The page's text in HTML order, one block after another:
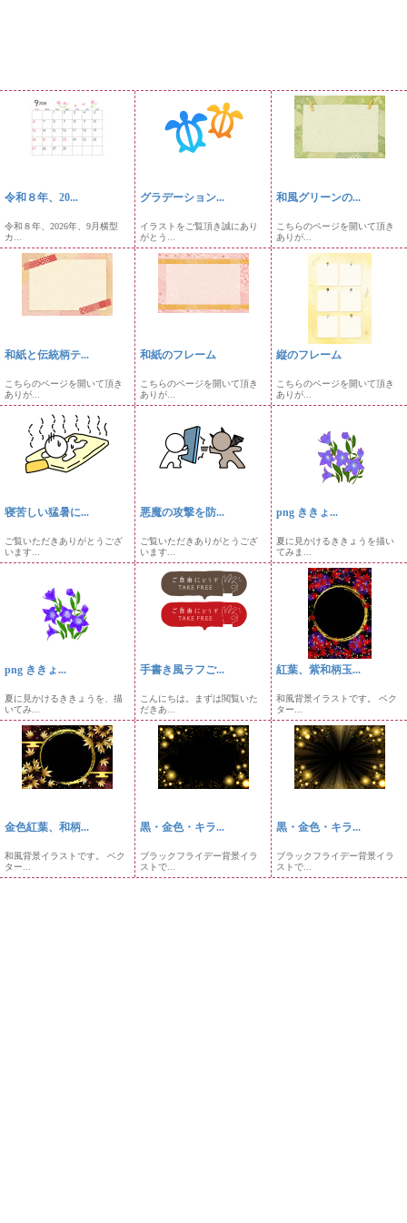
令和８年、20...
令和８年、2026年、9月横型
カ...
グラデーション...
イラストをご覧頂き誠にあり
がとう...
和風グリーンの...
こちらのページを開いて頂き
ありが...
和紙と伝統柄テ...
こちらのページを開いて頂き
ありが...
和紙のフレーム
こちらのページを開いて頂き
ありが...
縦のフレーム
こちらのページを開いて頂き
ありが...
寝苦しい猛暑に...
ご覧いただきありがとうござ
います...
悪魔の攻撃を防...
ご覧いただきありがとうござ
います...
png ききょ...
夏に見かけるききょうを描い
てみま...
png ききょ...
夏に見かけるききょうを、描
いてみ...
手書き風ラフご...
こんにちは。まずは閲覧いた
だきあ...
紅葉、紫和柄玉...
和風背景イラストです。 ベク
ター...
金色紅葉、和柄...
和風背景イラストです。 ベク
ター...
黒・金色・キラ...
ブラックフライデー背景イラ
ストで...
黒・金色・キラ...
ブラックフライデー背景イラ
ストで...